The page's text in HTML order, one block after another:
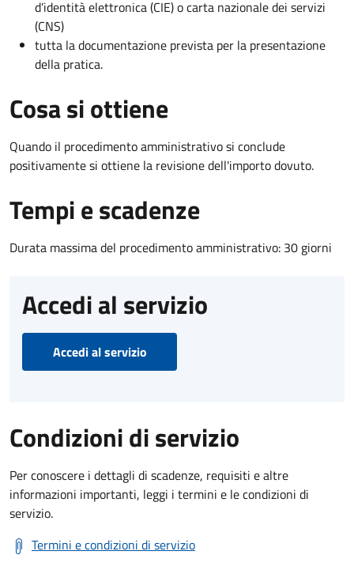
d’identità elettronica (CIE) o carta nazionale dei servizi
(CNS)
tutta la documentazione prevista per la presentazione
della pratica.
Cosa si ottiene
Quando il procedimento amministrativo si conclude
positivamente si ottiene la revisione dell'importo dovuto.
Tempi e scadenze
Durata massima del procedimento amministrativo: 30 giorni
Accedi al servizio
Accedi al servizio
Condizioni di servizio
Per conoscere i dettagli di scadenze, requisiti e altre
informazioni importanti, leggi i termini e le condizioni di
servizio.
Termini e condizioni di servizio